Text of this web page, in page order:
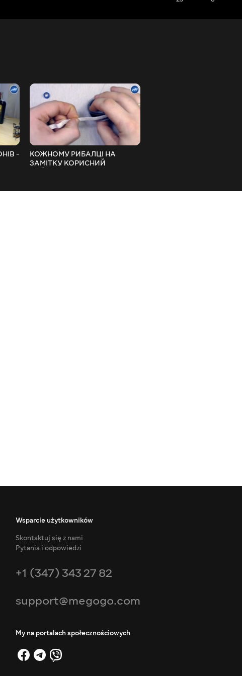
-
КОЖНОМУ РИБАЛЦІ НА
ЗАМІТКУ КОРИСНИЙ
Wsparcie użytkowników
Skontaktuj się z nami
Pytania i odpowiedzi
+1 (347) 343 27 82
support@megogo.com
My na portalach społecznościowych